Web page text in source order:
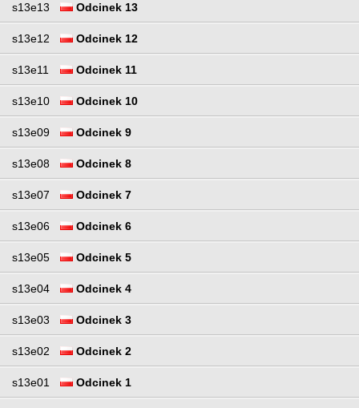
s13e13 Odcinek 13
s13e12 Odcinek 12
s13e11 Odcinek 11
s13e10 Odcinek 10
s13e09 Odcinek 9
s13e08 Odcinek 8
s13e07 Odcinek 7
s13e06 Odcinek 6
s13e05 Odcinek 5
s13e04 Odcinek 4
s13e03 Odcinek 3
s13e02 Odcinek 2
s13e01 Odcinek 1